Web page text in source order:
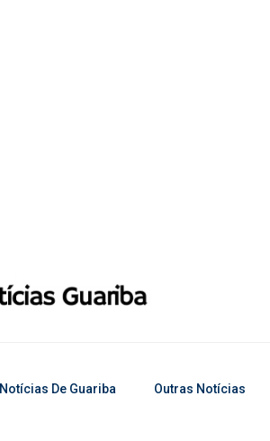
Notícias De Guariba Outras Notícias